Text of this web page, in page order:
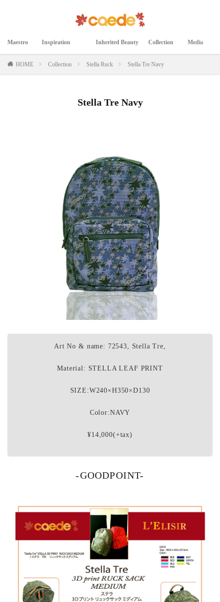
Maestro
マエストロ
Inspiration
インスピレーション
Inherited Beauty
継承された美
Collection
コレクション
Media
メディア掲載
HOME Collection Stella Ruck Stella Tre Navy
Stella Tre Navy
Art No & name: 72543, Stella Tre,
Material: STELLA LEAF PRINT
SIZE:W240×H350×D130
Color:NAVY
¥14,000(+tax)
-GOODPOINT-